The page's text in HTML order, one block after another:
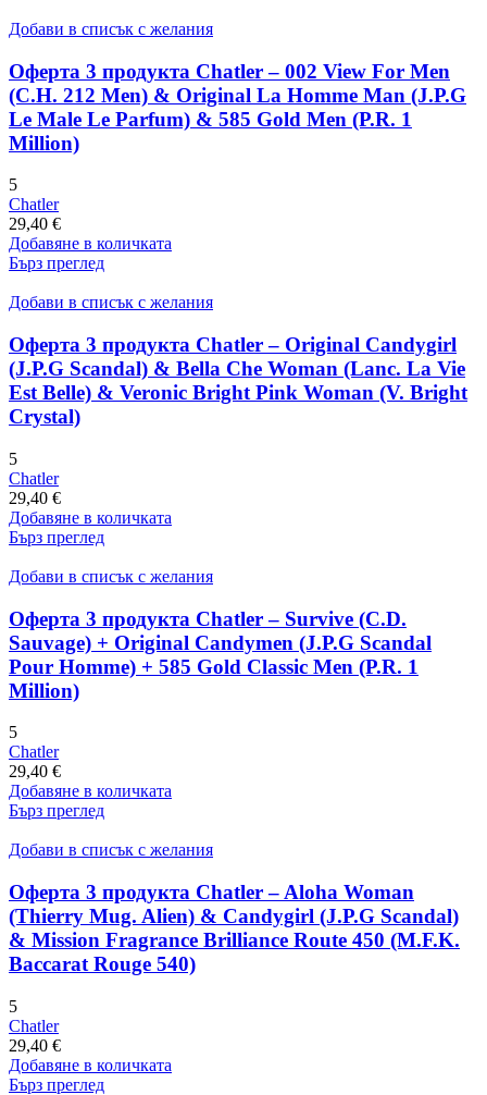
Добави в списък с желания
Оферта 3 продукта Chatler – 002 View For Men
(C.H. 212 Men) & Original La Homme Man (J.P.G
Le Male Le Parfum) & 585 Gold Men (P.R. 1
Million)
5
Chatler
29,40 €
Добавяне в количката
Бърз преглед
Добави в списък с желания
Оферта 3 продукта Chatler – Original Candygirl
(J.P.G Scandal) & Bella Che Woman (Lanc. La Vie
Est Belle) & Veronic Bright Pink Woman (V. Bright
Crystal)
5
Chatler
29,40 €
Добавяне в количката
Бърз преглед
Добави в списък с желания
Оферта 3 продукта Chatler – Survive (C.D.
Sauvage) + Original Candymen (J.P.G Scandal
Pour Homme) + 585 Gold Classic Men (P.R. 1
Million)
5
Chatler
29,40 €
Добавяне в количката
Бърз преглед
Добави в списък с желания
Оферта 3 продукта Chatler – Aloha Woman
(Thierry Mug. Alien) & Candygirl (J.P.G Scandal)
& Mission Fragrance Brilliance Route 450 (M.F.K.
Baccarat Rouge 540)
5
Chatler
29,40 €
Добавяне в количката
Бърз преглед